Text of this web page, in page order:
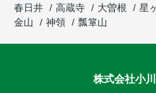
春日井
高蔵寺 大曽根 星
金山
神領 瓢箪山
株式会社小